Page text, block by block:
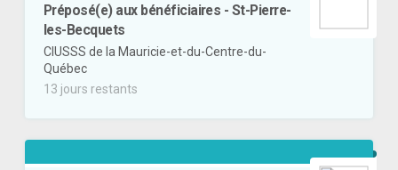
Préposé(e) aux bénéficiaires - St-Pierre-
les-Becquets
CIUSSS de la Mauricie-et-du-Centre-du-
Québec
13 jours restants